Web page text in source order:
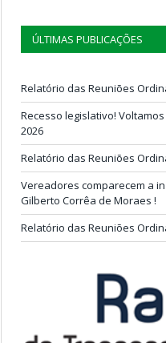
ÚLTIMAS PUBLICAÇÕES
Relatório das Reuniões
Recesso legislativo!
2026
Relatório das Reuniões
Vereadores comparecem a
Gilberto Corrêa de Moraes !
Relatório das Reuniões